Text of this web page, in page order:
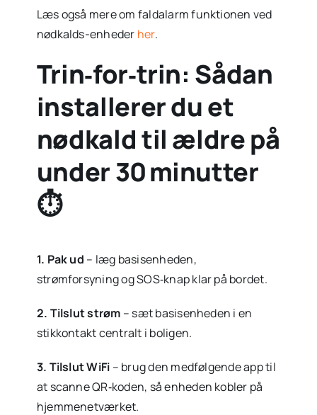
Læs også mere om faldalarm funktionen ved
nødkalds-enheder her.
Trin‑for‑trin: Sådan
installerer du et
nødkald til ældre på
under 30 minutter
⏱
1. Pak ud – læg basisenheden,
strømforsyning og SOS‑knap klar på bordet.
2. Tilslut strøm – sæt basisenheden i en
stikkontakt centralt i boligen.
3. Tilslut WiFi – brug den medfølgende app til
at scanne QR‑koden, så enheden kobler på
hjemmenetværket.